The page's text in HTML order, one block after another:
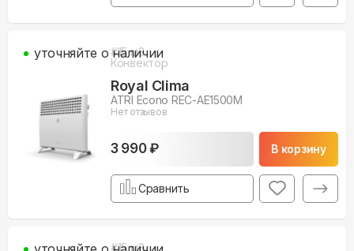
#15м3
Конвектор
Royal Clima
ATRI Econo REC-AE1500M
Нет отзывов
3 990 ₽ В корзину
уточняйте о наличии
Сравнить
#15м3